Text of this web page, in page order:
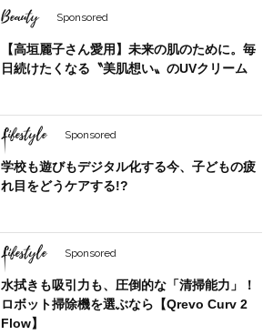
Beauty Sponsored
【高垣麗子さん愛用】未来の肌のために。毎
日続けたくなる〝美肌想い〟のUVクリーム
Lifestyle Sponsored
学校も遊びもデジタル化する今、子どもの疲
れ目をどうケアする!?
Lifestyle Sponsored
水拭きも吸引力も、圧倒的な「清掃能力」！
ロボット掃除機を選ぶなら【Qrevo Curv 2
Flow】